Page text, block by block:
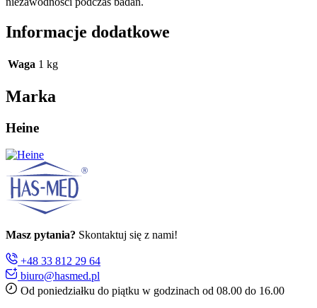
Informacje dodatkowe
Waga 1 kg
Marka
Heine
Masz pytania? Skontaktuj się z nami!
+48 33 812 29 64
biuro@hasmed.pl
Od poniedziałku do piątku w godzinach od 08.00 do 16.00